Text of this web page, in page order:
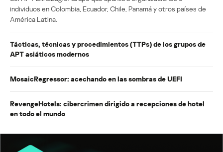
individuos en Colombia, Ecuador, Chile, Panamá y otros países de
América Latina.
Tácticas, técnicas y procedimientos (TTPs) de los grupos de
APT asiáticos modernos
MosaicRegressor: acechando en las sombras de UEFI
RevengeHotels: cibercrimen dirigido a recepciones de hotel
en todo el mundo